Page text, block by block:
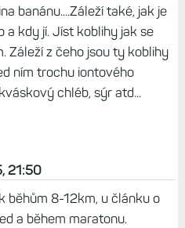
banánu....Záleží také, jak je
a kdy jí. Jíst koblihy jak se
Záleží z čeho jsou ty koblihy
ním trochu iontového
chléb, sýr atd...
21:50
běhům 8-12km, u článku o
a během maratonu.